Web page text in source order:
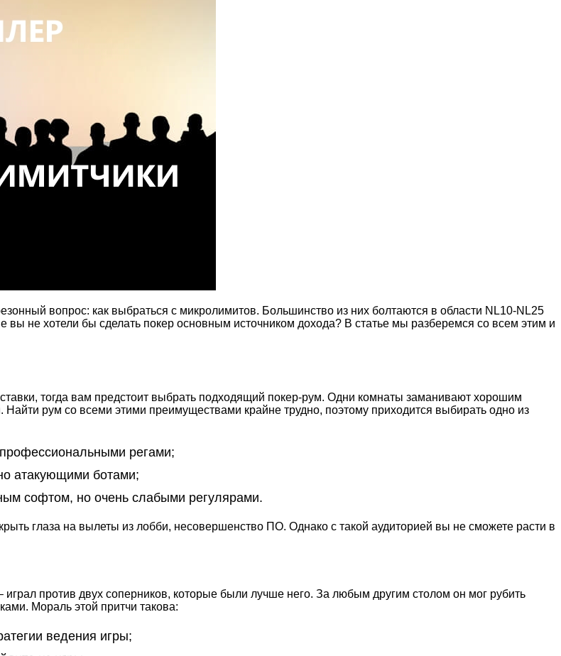
вопрос: как выбраться с микролимитов. Большинство из них болтаются в области NL10-NL25
вы не хотели бы сделать покер основным источником дохода? В статье мы разберемся со всем этим и
тогда вам предстоит выбрать подходящий покер-рум. Одни комнаты заманивают хорошим
рум со всеми этими преимуществами крайне трудно, поэтому приходится выбирать одно из
регами;
атакующими ботами;
софтом, но очень слабыми регулярами.
глаза на вылеты из лобби, несовершенство ПО. Однако с такой аудиторией вы не сможете расти в
против двух соперников, которые были лучше него. За любым другим столом он мог рубить
Мораль этой притчи такова:
ведения игры;